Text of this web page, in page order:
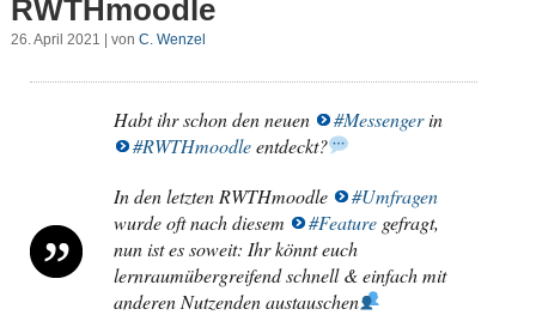
RWTHmoodle
26. April 2021 | von C. Wenzel
Habt ihr schon den neuen #Messengerin
#RWTHmoodleentdeckt?
In den letzten RWTHmoodle
#Umfragen
wurde oft nach diesem
#Featuregefragt,
nun ist es soweit: Ihr könnt euch
lernraumübergreifend schnell & einfach mit
anderen Nutzenden austauschen